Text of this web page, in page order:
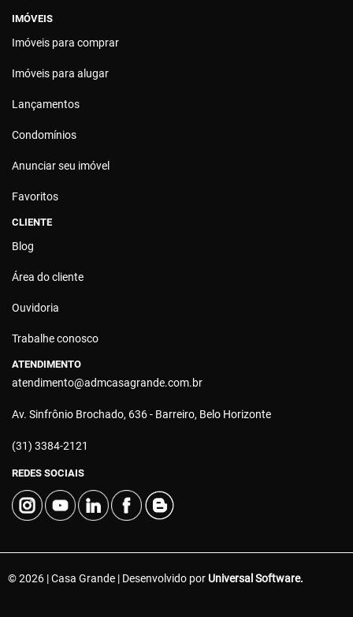
IMÓVEIS
Imóveis para comprar
Imóveis para alugar
Lançamentos
Condomínios
Anunciar seu imóvel
Favoritos
CLIENTE
Blog
Área do cliente
Ouvidoria
Trabalhe conosco
ATENDIMENTO
atendimento@admcasagrande.com.br
Av. Sinfrônio Brochado, 636 - Barreiro, Belo Horizonte
(31) 3384-2121
REDES SOCIAIS
© 2026 | Casa Grande | Desenvolvido por Universal Software.